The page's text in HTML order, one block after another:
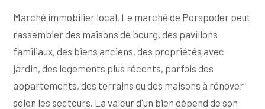
Marché immobilier local. Le marché de Porspoder peut
rassembler des maisons de bourg, des pavillons
familiaux, des biens anciens, des propriétés avec
jardin, des logements plus récents, parfois des
appartements, des terrains ou des maisons à rénover
selon les secteurs. La valeur d'un bien dépend de son